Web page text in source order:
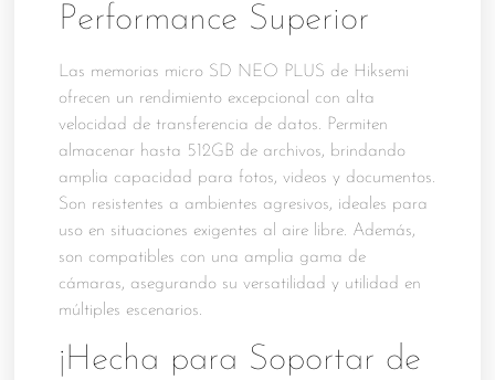
Performance Superior
Las memorias micro SD NEO PLUS de Hiksemi
ofrecen un rendimiento excepcional con alta
velocidad de transferencia de datos. Permiten
almacenar hasta 512GB de archivos, brindando
amplia capacidad para fotos, videos y documentos.
Son resistentes a ambientes agresivos, ideales para
uso en situaciones exigentes al aire libre. Además,
son compatibles con una amplia gama de
cámaras, asegurando su versatilidad y utilidad en
múltiples escenarios.
¡Hecha para Soportar de